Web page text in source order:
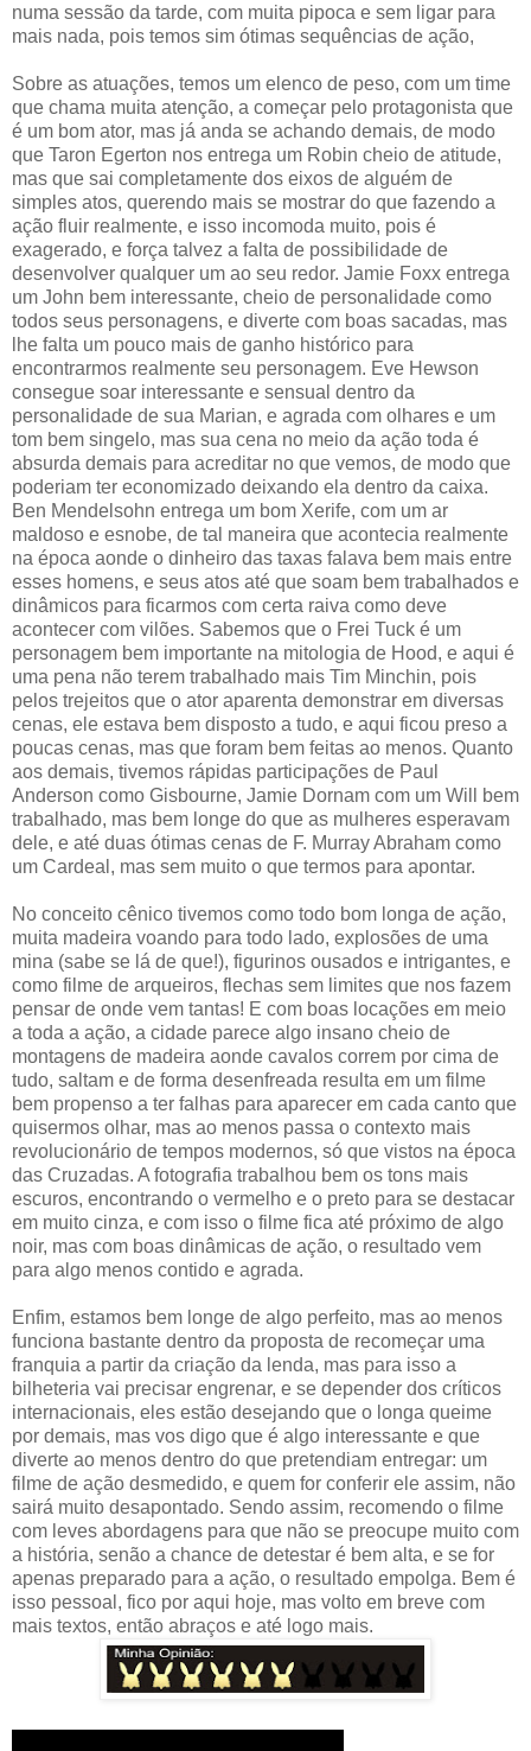
numa sessão da tarde, com muita pipoca e sem ligar para
mais nada, pois temos sim ótimas sequências de ação,
Sobre as atuações, temos um elenco de peso, com um time
que chama muita atenção, a começar pelo protagonista que
é um bom ator, mas já anda se achando demais, de modo
que Taron Egerton nos entrega um Robin cheio de atitude,
mas que sai completamente dos eixos de alguém de
simples atos, querendo mais se mostrar do que fazendo a
ação fluir realmente, e isso incomoda muito, pois é
exagerado, e força talvez a falta de possibilidade de
desenvolver qualquer um ao seu redor. Jamie Foxx entrega
um John bem interessante, cheio de personalidade como
todos seus personagens, e diverte com boas sacadas, mas
lhe falta um pouco mais de ganho histórico para
encontrarmos realmente seu personagem. Eve Hewson
consegue soar interessante e sensual dentro da
personalidade de sua Marian, e agrada com olhares e um
tom bem singelo, mas sua cena no meio da ação toda é
absurda demais para acreditar no que vemos, de modo que
poderiam ter economizado deixando ela dentro da caixa.
Ben Mendelsohn entrega um bom Xerife, com um ar
maldoso e esnobe, de tal maneira que acontecia realmente
na época aonde o dinheiro das taxas falava bem mais entre
esses homens, e seus atos até que soam bem trabalhados e
dinâmicos para ficarmos com certa raiva como deve
acontecer com vilões. Sabemos que o Frei Tuck é um
personagem bem importante na mitologia de Hood, e aqui é
uma pena não terem trabalhado mais Tim Minchin, pois
pelos trejeitos que o ator aparenta demonstrar em diversas
cenas, ele estava bem disposto a tudo, e aqui ficou preso a
poucas cenas, mas que foram bem feitas ao menos. Quanto
aos demais, tivemos rápidas participações de Paul
Anderson como Gisbourne, Jamie Dornam com um Will bem
trabalhado, mas bem longe do que as mulheres esperavam
dele, e até duas ótimas cenas de F. Murray Abraham como
um Cardeal, mas sem muito o que termos para apontar.
No conceito cênico tivemos como todo bom longa de ação,
muita madeira voando para todo lado, explosões de uma
mina (sabe se lá de que!), figurinos ousados e intrigantes, e
como filme de arqueiros, flechas sem limites que nos fazem
pensar de onde vem tantas! E com boas locações em meio
a toda a ação, a cidade parece algo insano cheio de
montagens de madeira aonde cavalos correm por cima de
tudo, saltam e de forma desenfreada resulta em um filme
bem propenso a ter falhas para aparecer em cada canto que
quisermos olhar, mas ao menos passa o contexto mais
revolucionário de tempos modernos, só que vistos na época
das Cruzadas. A fotografia trabalhou bem os tons mais
escuros, encontrando o vermelho e o preto para se destacar
em muito cinza, e com isso o filme fica até próximo de algo
noir, mas com boas dinâmicas de ação, o resultado vem
para algo menos contido e agrada.
Enfim, estamos bem longe de algo perfeito, mas ao menos
funciona bastante dentro da proposta de recomeçar uma
franquia a partir da criação da lenda, mas para isso a
bilheteria vai precisar engrenar, e se depender dos críticos
internacionais, eles estão desejando que o longa queime
por demais, mas vos digo que é algo interessante e que
diverte ao menos dentro do que pretendiam entregar: um
filme de ação desmedido, e quem for conferir ele assim, não
sairá muito desapontado. Sendo assim, recomendo o filme
com leves abordagens para que não se preocupe muito com
a história, senão a chance de detestar é bem alta, e se for
apenas preparado para a ação, o resultado empolga. Bem é
isso pessoal, fico por aqui hoje, mas volto em breve com
mais textos, então abraços e até logo mais.